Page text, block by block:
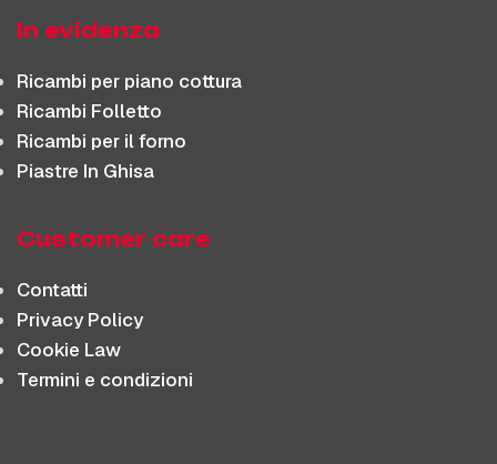
In evidenza
Ricambi per piano cottura
Ricambi Folletto
Ricambi per il forno
Piastre In Ghisa
Customer care
Contatti
Privacy Policy
Cookie Law
Termini e condizioni